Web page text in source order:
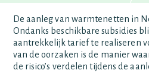
De aanleg van warmtenetten in
Ondanks beschikbare subsidies
aantrekkelijk tarief te realiseren
van de oorzaken is de manier
de risico’s verdelen tijdens de